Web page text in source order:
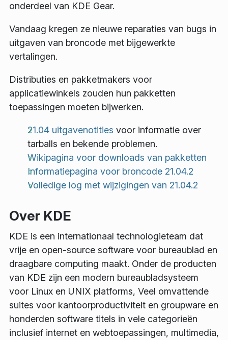
onderdeel van KDE Gear.
Vandaag kregen ze nieuwe reparaties van bugs in
uitgaven van broncode met bijgewerkte
vertalingen.
Distributies en pakketmakers voor
applicatiewinkels zouden hun pakketten
toepassingen moeten bijwerken.
21.04 uitgavenotities voor informatie over
tarballs en bekende problemen.
Wikipagina voor downloads van pakketten
Informatiepagina voor broncode 21.04.2
Volledige log met wijzigingen van 21.04.2
Over KDE
KDE is een internationaal technologieteam dat
vrije en open-source software voor bureaublad en
draagbare computing maakt. Onder de producten
van KDE zijn een modern bureaubladsysteem
voor Linux en UNIX platforms, Veel omvattende
suites voor kantoorproductiviteit en groupware en
honderden software titels in vele categorieën
inclusief internet en webtoepassingen, multimedia,